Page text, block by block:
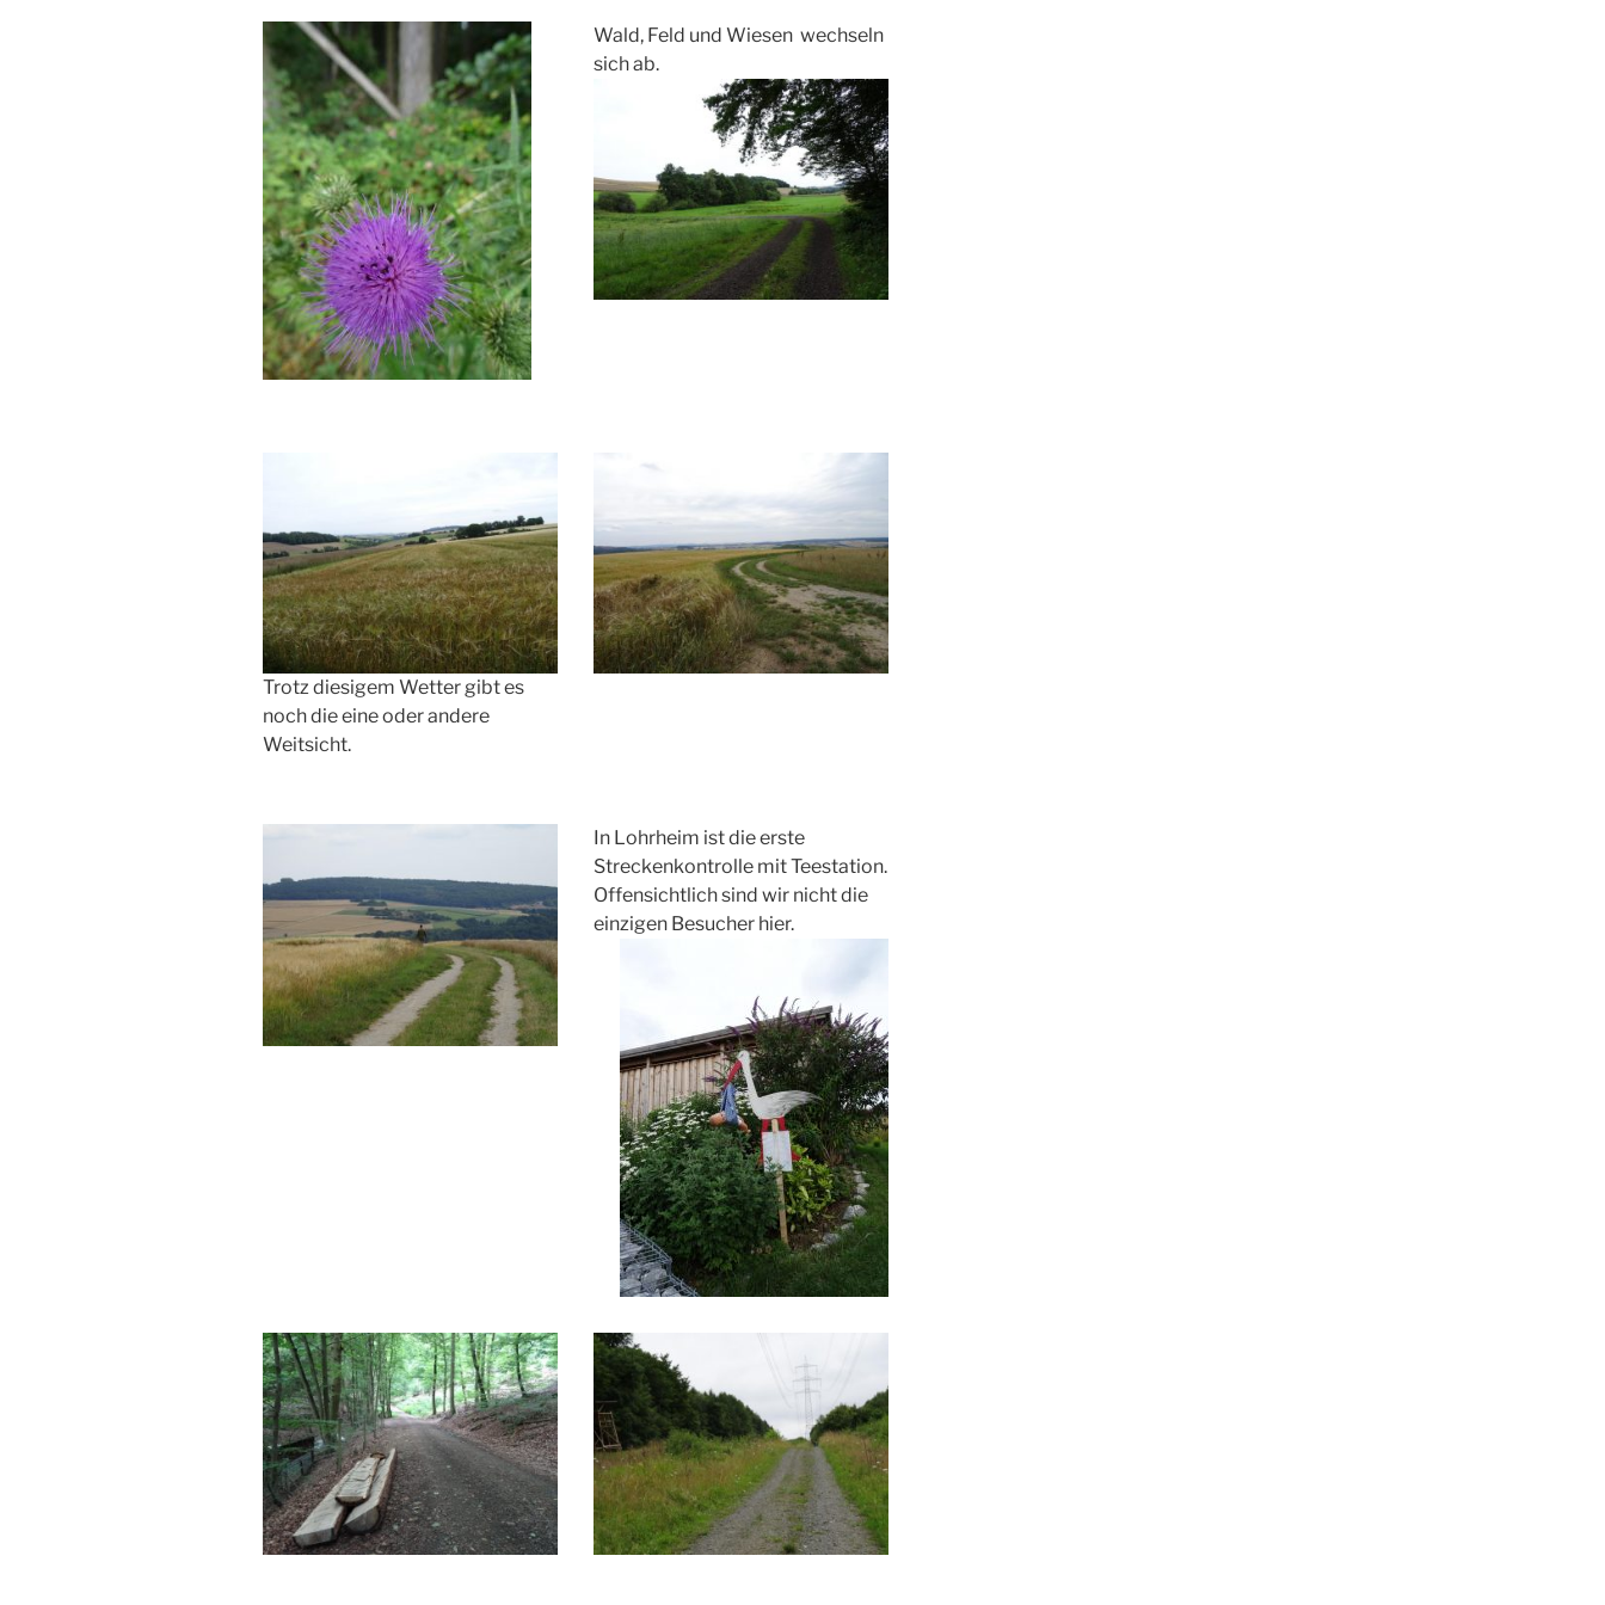
Wald, Feld und Wiesen wechseln
sich ab.
Trotz diesigem Wetter gibt es
noch die eine oder andere
Weitsicht.
In Lohrheim ist die erste
Streckenkontrolle mit Teestation.
Offensichtlich sind wir nicht die
einzigen Besucher hier.